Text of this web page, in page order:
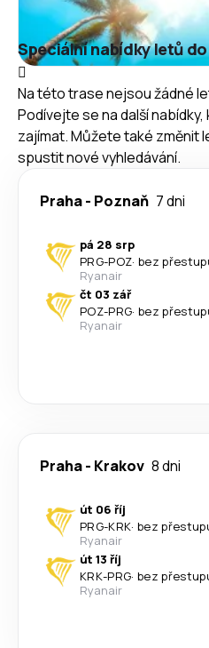
Speciální nabídky letů do
Na této trase nejsou žádné
Podívejte se na další
zajímat. Můžete také změnit
spustit nové vyhledávání.
Praha- Poznaň 7 dni
pá 28 srp
PRG-POZ· bez
Ryanair
čt 03 zář
POZ-PRG· bez
Ryanair
Praha- Krakov 8 dni
út 06 říj
PRG-KRK· bez
Ryanair
út 13 říj
KRK-PRG· bez
Ryanair